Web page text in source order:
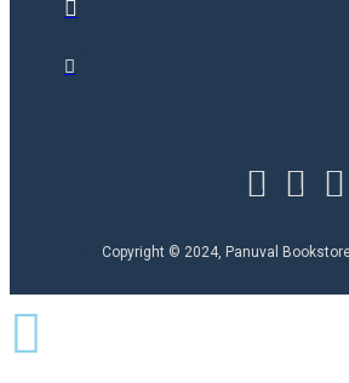
Copyright © 2024, Panuval